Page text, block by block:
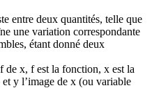
entre deux quantités, telle que
une variation correspondante
étant donné deux
de x, f est la fonction, x est la
y l’image de x (ou variable